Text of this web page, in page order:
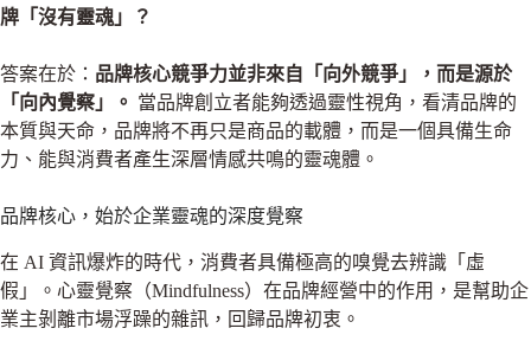
牌「沒有靈魂」？
答案在於： 品牌核心競爭力並非來自「向外競爭」，而是源於
「向內覺察」。 當品牌創立者能夠透過靈性視角，看清品牌的
本質與天命，品牌將不再只是商品的載體，而是一個具備生命
力、能與消費者產生深層情感共鳴的靈魂體。
品牌核心，始於企業靈魂的深度覺察
在 AI 資訊爆炸的時代，消費者具備極高的嗅覺去辨識「虛
假」。心靈覺察（Mindfulness）在品牌經營中的作用，是幫助企
業主剝離市場浮躁的雜訊，回歸品牌初衷。